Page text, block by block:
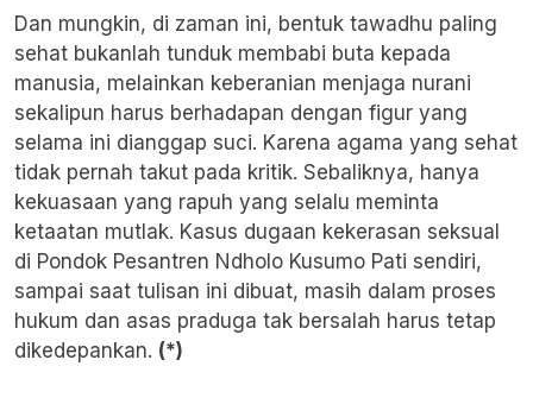
Dan mungkin, di zaman ini, bentuk tawadhu paling
sehat bukanlah tunduk membabi buta kepada
manusia, melainkan keberanian menjaga nurani
sekalipun harus berhadapan dengan figur yang
selama ini dianggap suci. Karena agama yang sehat
tidak pernah takut pada kritik. Sebaliknya, hanya
kekuasaan yang rapuh yang selalu meminta
ketaatan mutlak. Kasus dugaan kekerasan seksual
di Pondok Pesantren Ndholo Kusumo Pati sendiri,
sampai saat tulisan ini dibuat, masih dalam proses
hukum dan asas praduga tak bersalah harus tetap
dikedepankan. (*)